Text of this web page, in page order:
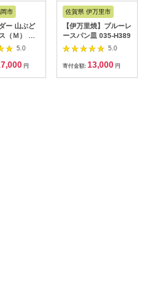
市
ー 山ぶど
（Ｍ） 山
アトリエ
葡萄 雑貨
ー ギフト
5.0
円
佐賀県 伊万里市
【伊万里焼】ブルーレ
ースパン皿 035-H389
5.0
寄付金額: 13,000 円